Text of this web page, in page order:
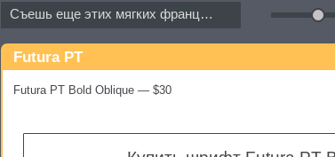
(ПараГраф) в 1995 году (дизайнер Владимир
начертания разработаны в 2007 году Изабеллой
шрифтовую систему из 14 нормальных и 8 узких
по стилю, метрикам и насыщенности для
зарегистрированной торговой маркой Bauer Types.
Съешь еще этих мягких французских...
Futura PT
Futura PT Bold Oblique — $30